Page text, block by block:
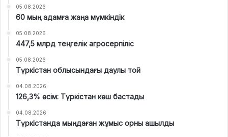
05.08.2026
60 мың адамға жаңа мүмкіндік
05.08.2026
447,5 млрд теңгелік агросерпіліс
05.08.2026
Түркістан облысындағы даулы той
04.08.2026
126,3% өсім: Түркістан көш бастады
04.08.2026
Түркістанда мыңдаған жұмыс орны ашылды